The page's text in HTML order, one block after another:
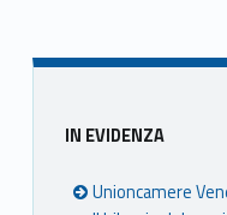
Sidebar
IN EVIDENZA
Unioncamere